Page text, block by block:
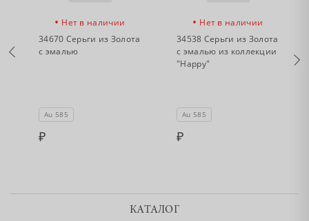
• Нет в наличии
34670 Серьги из Золота
с эмалью
Au 585
• Нет в наличии
34538 Серьги из Золота
с эмалью из коллекции
"Happy"
Au 585
КАТАЛОГ